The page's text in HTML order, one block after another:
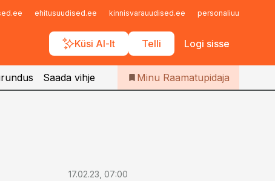
ehitusuudised.ee kinnisvarauudised.ee personaliuudised.ee
Küsi AI-lt Telli Logi sisse
Iseteenindus
Telli Raamatupidaja
Saada vihje Minu Raamatupidaja
17.02.23, 07:00